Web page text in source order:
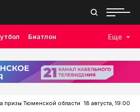
Биатлон
Плавание Дзюдо
Бокс
Еще
призы Тюменской области 18 августа, 19:00